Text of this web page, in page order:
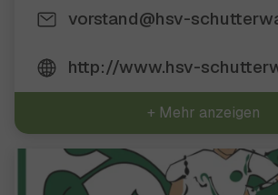
vorstand@hsv-
http://www.hsv-
+ Mehr anzeigen